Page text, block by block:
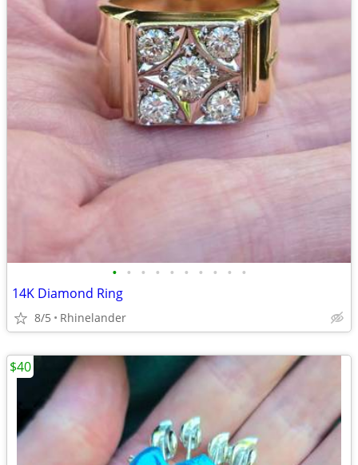
• • • • • • • • • •
14K Diamond Ring
8/5 Rhinelander
$40